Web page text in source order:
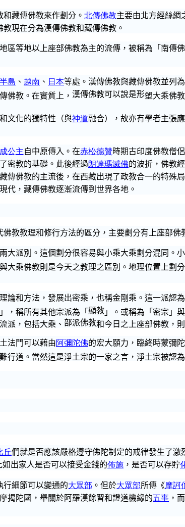
和藏傳佛教來作劃分。 北傳佛教主要由北方經絲綢
教現在分為漢傳佛教和藏傳佛教。
地區等地以上座部佛教為主的流傳，被稱為「南傳
島 、 越南 、 日本等處。 漢傳佛教與藏傳佛教並列
佛教。在實質上， 漢傳佛教可以說是形塑大乘佛
文化的獨特性（與神道融合），故亦有學者主張
公主自中原傳入。在赤松德贊時期古印度佛教僧
密教的基礎。此後經過朗達瑪滅佛的波折，佛教
傳佛教的主流後，在西藏出現了政教合一的特殊局
代，藏傳佛教逐漸流傳到世界各地。
佛教教理和修行方法的區分，主要劃分有上座部佛
大派別。這個劃分很容易與小乘大乘劃分混同。
乘佛教則是今天之教理之區別。地理位置上劃
論和方法，發展出密乘 ，也稱金剛乘。這一派認
，稱所有其他宗派為「顯教 」。或稱為「密宗」
派，包括大乘、 部派佛教和今日之上座部佛教，
法門可以藉由阿彌陀佛的宏大願力， 臨終時蒙彌陀
行道。當然這是淨土宗的一家之言，淨土宗被認
丘們就是否應該嚴格遵守佛陀制定的戒律發生了
出家人是否可以接受金錢的佈施 ，是否可以存貯
行細節可以變通的大眾部 。但於大眾部所傳《摩訶
揭陀國，舉關於阿羅漢餘習和證道機緣的五事 ，